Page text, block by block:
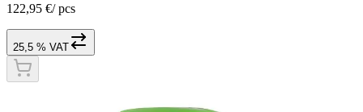
122,95 €/ pcs
25,5 % VAT